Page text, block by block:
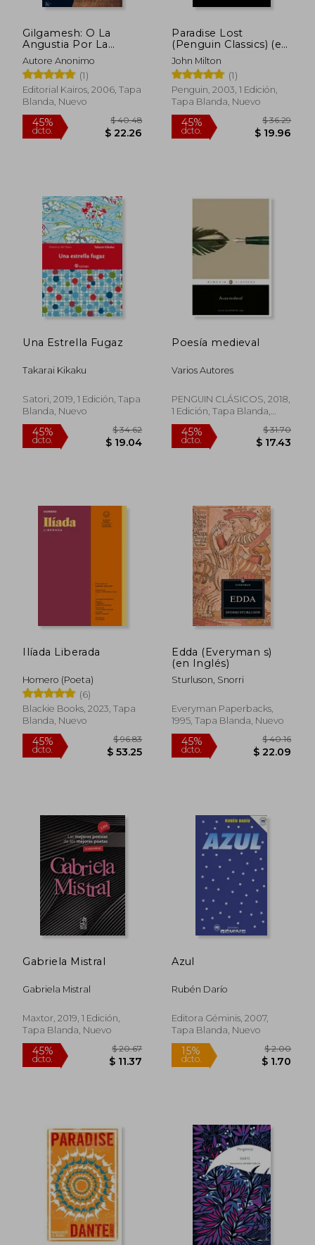
dcto. $ 30.11
Gilgamesh: O La
Angustia Por La
Muerte
Autore Anonimo
(1)
Editorial Kairos, 2006, Tapa
Blanda, Nuevo
45%
dcto.
$ 40.48
$ 22.26
Paradise Lost
(Penguin Classics) (en
Inglés)
John Milton
(1)
Penguin, 2003, 1 Edición,
Tapa Blanda, Nuevo
45%
dcto.
Una Estrella Fugaz
Takarai Kikaku
Satori, 2019, 1 Edición, Tapa
Blanda, Nuevo
45%
dcto. $ 19.04
Poesía medieval
Varios Autores
PENGUIN CLÁSICOS, 2018,
1 Edición, Tapa Blanda,
Nuevo
45%
dcto.
Ilíada Liberada
Homero (Poeta)
(6)
Blackie Books, 2023, Tapa
Blanda, Nuevo
Edda (Everyman s)
(en Inglés)
Sturluson, Snorri
Everyman Paperbacks,
1995, Tapa Blanda, Nuevo
Gabriela Mistral
Gabriela Mistral
Maxtor, 2019, 1 Edición,
Tapa Blanda, Nuevo
Azul
Rubén Darío
Editora Géminis, 2007,
Tapa Blanda, Nuevo